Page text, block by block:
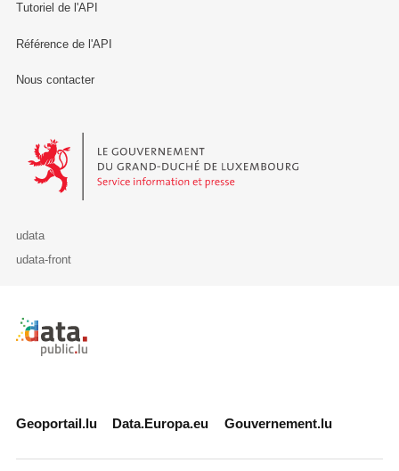
Tutoriel de l'API
Référence de l'API
Nous contacter
Le Gouvernement du Grand-Duché de Luxembourg - Service
udata
udata-front
Retour à l'accueil de data.public.lu
Geoportail.lu Data.Europa.eu Gouvernement.lu